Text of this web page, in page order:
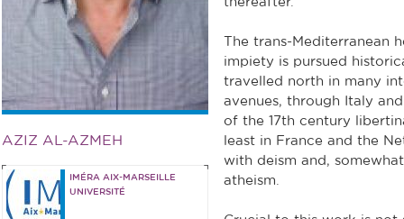
AZIZ AL-AZMEH
IMÉRA AIX-MARSEILLE
UNIVERSITÉ
The trans-Mediterranean
impiety is pursued
travelled north in many
avenues, through Italy
of the 17th century
least in France and the
with deism and,
atheism.